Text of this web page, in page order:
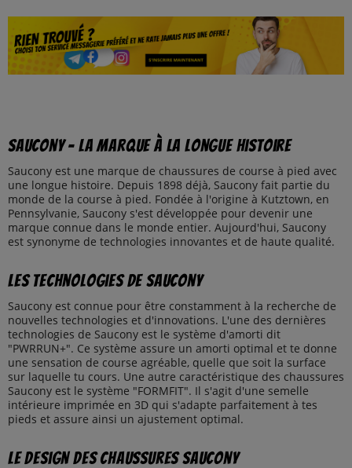
Saucony - la marque à la longue histoire
Saucony est une marque de chaussures de course à pied avec
une longue histoire. Depuis 1898 déjà, Saucony fait partie du
monde de la course à pied. Fondée à l'origine à Kutztown, en
Pennsylvanie, Saucony s'est développée pour devenir une
marque connue dans le monde entier. Aujourd'hui, Saucony
est synonyme de technologies innovantes et de haute qualité.
Les technologies de Saucony
Saucony est connue pour être constamment à la recherche de
nouvelles technologies et d'innovations. L'une des dernières
technologies de Saucony est le système d'amorti dit
"PWRRUN+". Ce système assure un amorti optimal et te donne
une sensation de course agréable, quelle que soit la surface
sur laquelle tu cours. Une autre caractéristique des chaussures
Saucony est le système "FORMFIT". Il s'agit d'une semelle
intérieure imprimée en 3D qui s'adapte parfaitement à tes
pieds et assure ainsi un ajustement optimal.
Le design des chaussures Saucony